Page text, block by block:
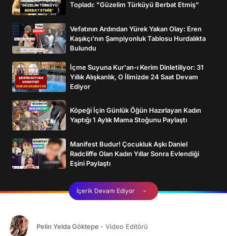
Topladı: "Güzelim Türküyü Berbat Etmiş"
Vefatının Ardından Yürek Yakan Olay: Eren
Kaşıkçı’nın Şampiyonluk Tablosu Hurdalıkta
Bulundu
İçme Suyuna Kur'an-ı Kerim Dinletiliyor: 31
Yıllık Alışkanlık, O İlimizde 24 Saat Devam
Ediyor
Köpeği İçin Günlük Öğün Hazırlayan Kadın
Yaptığı 1 Aylık Mama Stoğunu Paylaştı
Manifest Budur! Çocukluk Aşkı Daniel
Radcliffe Olan Kadın Yıllar Sonra Evlendiği
Eşini Paylaştı
İçerik Devam Ediyor
Pelin Yelda Göktepe - Video Editörü